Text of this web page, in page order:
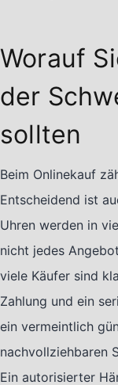
Worauf
der
sollten
Beim Onlinekauf
Entscheidend ist
Uhren werden in
nicht jedes
viele Käufer sind
Zahlung und ein
ein vermeintlich
nachvollziehbaren
Ein autorisierter